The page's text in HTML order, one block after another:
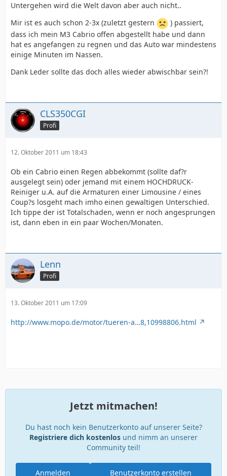
Untergehen wird die Welt davon aber auch nicht..
Mir ist es auch schon 2-3x (zuletzt gestern
) passiert,
dass ich mein M3 Cabrio offen abgestellt habe und dann
hat es angefangen zu regnen und das Auto war mindestens
einige Minuten im Nassen.
Dank Leder sollte das doch alles wieder abwischbar sein?!
CLS350CGI
Profi
12. Oktober 2011 um 18:43
Ob ein Cabrio einen Regen abbekommt (sollte daf?r
ausgelegt sein) oder jemand mit einem HOCHDRUCK-
Reiniger u.A. auf die Armaturen einer Limousine / eines
Coup?s losgeht mach imho einen gewaltigen Unterschied.
Ich tippe der ist Totalschaden, wenn er noch angesprungen
ist, dann eben in ein paar Wochen/Monaten.
Lenn
Profi
13. Oktober 2011 um 17:09
http://www.mopo.de/motor/tueren-a…8,10998806.html
Jetzt mitmachen!
Du hast noch kein Benutzerkonto auf unserer Seite?
Registriere dich kostenlos und nimm an unserer
Community teil!
Benutzerkonto erstellen
Anmelden